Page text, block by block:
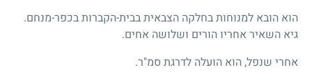
הוא הובא למנוחות בחלקה הצבאית בבית-הקברות בכפר-מנחם.
גיא השאיר אחריו הורים ושלושה אחים.
אחרי שנפל, הוא הועלה לדרגת סמ"ר.